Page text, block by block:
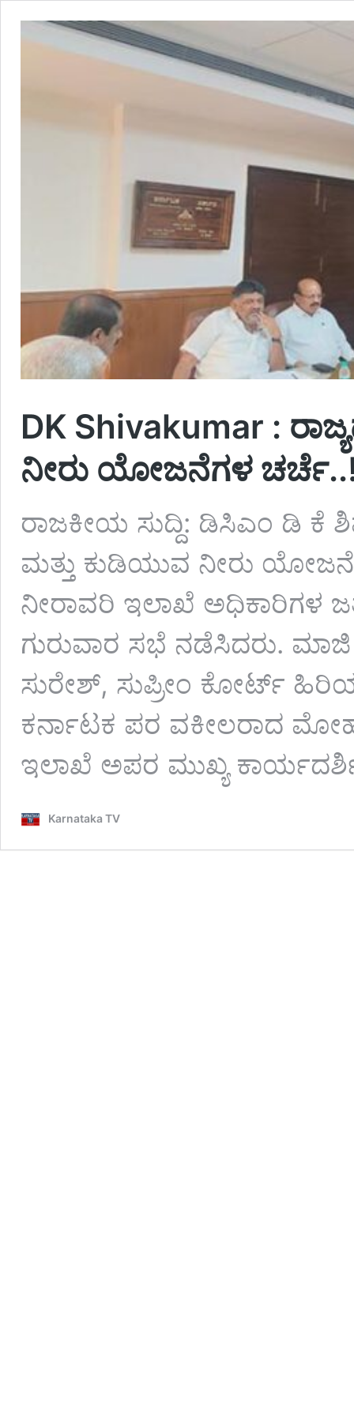
DK Shivakumar :
ನೀರು ಯೋಜನೆಗಳ
ರಾಜಕೀಯ ಸುದ್ದಿ: ಡಿಸಿಎಂ ಡಿ ಕೆ
ಮತ್ತು ಕುಡಿಯುವ ನೀರು
ನೀರಾವರಿ ಇಲಾಖೆ ಅಧಿಕಾರಿಗಳ
ಗುರುವಾರ ಸಭೆ ನಡೆಸಿದರು.
ಸುರೇಶ್, ಸುಪ್ರೀಂ ಕೋರ್ಟ್
ಕರ್ನಾಟಕ ಪರ ವಕೀಲರಾದ
ಇಲಾಖೆ ಅಪರ ಮುಖ್ಯ
Karnataka TV